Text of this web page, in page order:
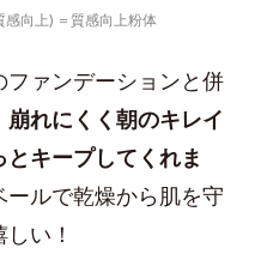
向上) ＝質感向上粉体
ファンデーションと併
崩れにくく朝のキレイ
キープしてくれま
ールで乾燥から肌を守
い！